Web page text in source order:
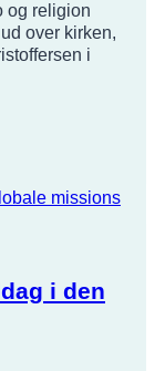
og religion
over kirken,
i
i den